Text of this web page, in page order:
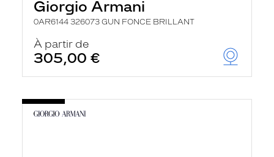
Giorgio Armani
0AR6144 326073 GUN FONCE BRILLANT
À partir de
305,00 €